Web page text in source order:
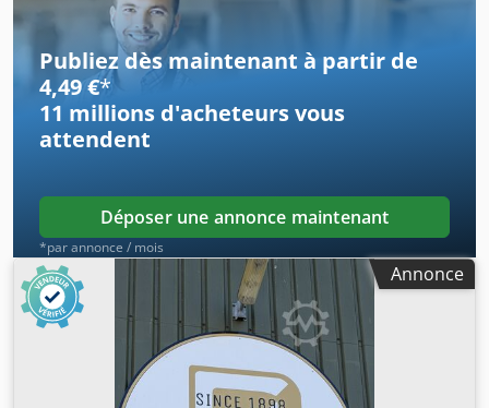
Publiez dès maintenant à partir de
4,49 €*
11 millions d'acheteursvous
attendent
Déposer une annonce maintenant
*par annonce / mois
Annonce